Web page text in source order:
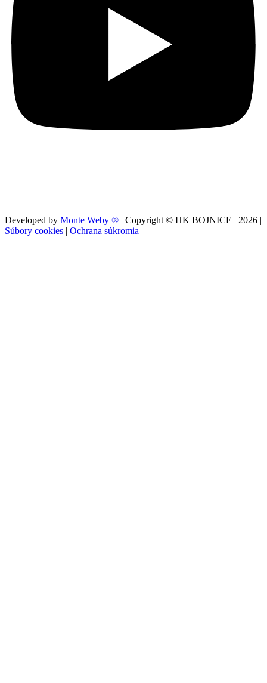
Developed by Monte Weby ® | Copyright © HK BOJNICE | 2026 |
Súbory cookies | Ochrana súkromia